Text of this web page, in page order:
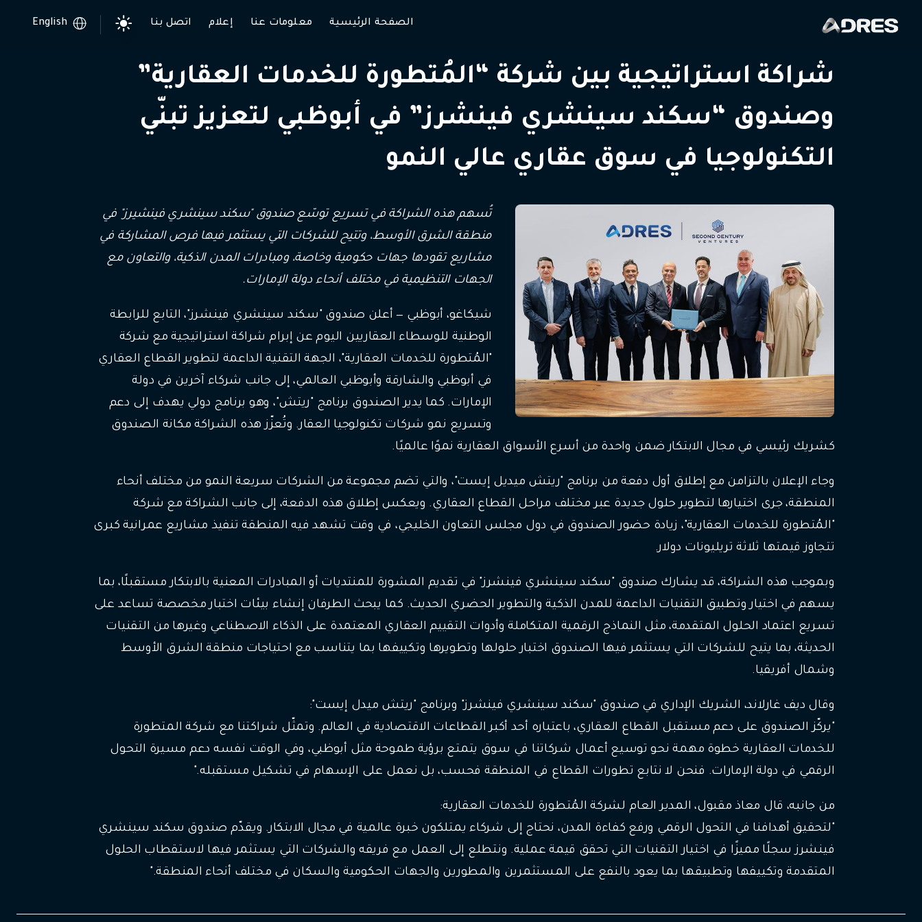
الصفحة الرئيسية معلومات عنا إعلام اتصل بنا English
شراكة استراتيجية بين شركة “المُتطورة للخدمات العقارية”
وصندوق “سكند سينشري فينشرز” في أبوظبي لتعزيز تبنّي
التكنولوجيا في سوق عقاري عالي النمو
تُسهم هذه الشراكة في تسريع توسّع صندوق "سكند سينشري فينشيرز" في
منطقة الشرق الأوسط، وتتيح للشركات التي يستثمر فيها فرص المشاركة في
مشاريع تقودها جهات حكومية وخاصة، ومبادرات المدن الذكية، والتعاون مع
الجهات التنظيمية في مختلف أنحاء دولة الإمارات.
شيكاغو، أبوظبي — أعلن صندوق "سكند سينشري فينشرز"، التابع للرابطة
الوطنية للوسطاء العقاريين اليوم عن إبرام شراكة استراتيجية مع شركة
"المُتطورة للخدمات العقارية"، الجهة التقنية الداعمة لتطوير القطاع العقاري
في أبوظبي والشارقة وأبوظبي العالمي، إلى جانب شركاء آخرين في دولة
الإمارات. كما يدير الصندوق برنامج "ريتش"، وهو برنامج دولي يهدف إلى دعم
وتسريع نمو شركات تكنولوجيا العقار. وتُعزّز هذه الشراكة مكانة الصندوق
كشريك رئيسي في مجال الابتكار ضمن واحدة من أسرع الأسواق العقارية نموًا عالميًا.
وجاء الإعلان بالتزامن مع إطلاق أول دفعة من برنامج "ريتش ميديل إيست"، والتي تضم مجموعة من الشركات سريعة النمو من مختلف أنحاء
المنطقة، جرى اختيارها لتطوير حلول جديدة عبر مختلف مراحل القطاع العقاري. ويعكس إطلاق هذه الدفعة، إلى جانب الشراكة مع شركة
"المُتطورة للخدمات العقارية"، زيادة حضور الصندوق في دول مجلس التعاون الخليجي، في وقت تشهد فيه المنطقة تنفيذ مشاريع عمرانية كبرى
تتجاوز قيمتها ثلاثة تريليونات دولار.
وبموجب هذه الشراكة، قد يشارك صندوق "سكند سينشري فينشرز" في تقديم المشورة للمنتديات أو المبادرات المعنية بالابتكار مستقبلًا، بما
يسهم في اختيار وتطبيق التقنيات الداعمة للمدن الذكية والتطوير الحضري الحديث. كما يبحث الطرفان إنشاء بيئات اختبار مخصصة تساعد على
تسريع اعتماد الحلول المتقدمة، مثل النماذج الرقمية المتكاملة وأدوات التقييم العقاري المعتمدة على الذكاء الاصطناعي وغيرها من التقنيات
الحديثة، بما يتيح للشركات التي يستثمر فيها الصندوق اختبار حلولها وتطويرها وتكييفها بما يتناسب مع احتياجات منطقة الشرق الأوسط
وشمال أفريقيا.
وقال ديف غارلاند، الشريك الإداري في صندوق "سكند سينشري فينشرز" وبرنامج "ريتش ميدل إيست":
"يركّز الصندوق على دعم مستقبل القطاع العقاري، باعتباره أحد أكبر القطاعات الاقتصادية في العالم. وتمثّل شراكتنا مع شركة المتطورة
للخدمات العقارية خطوة مهمة نحو توسيع أعمال شركاتنا في سوق يتمتع برؤية طموحة مثل أبوظبي، وفي الوقت نفسه دعم مسيرة التحول
الرقمي في دولة الإمارات. فنحن لا نتابع تطورات القطاع في المنطقة فحسب، بل نعمل على الإسهام في تشكيل مستقبله."
من جانبه، قال معاذ مقبول، المدير العام لشركة المُتطورة للخدمات العقارية:
"لتحقيق أهدافنا في التحول الرقمي ورفع كفاءة المدن، نحتاج إلى شركاء يمتلكون خبرة عالمية في مجال الابتكار. ويقدّم صندوق سكند سينشري
فينشرز سجلًا مميزًا في اختيار التقنيات التي تحقق قيمة عملية. ونتطلع إلى العمل مع فريقه والشركات التي يستثمر فيها لاستقطاب الحلول
المتقدمة وتكييفها وتطبيقها بما يعود بالنفع على المستثمرين والمطورين والجهات الحكومية والسكان في مختلف أنحاء المنطقة."